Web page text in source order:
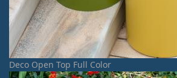
Deco Open Top Full Color